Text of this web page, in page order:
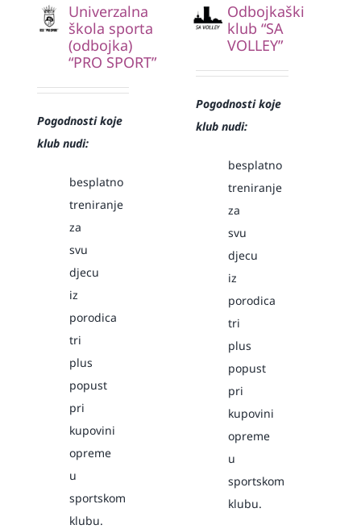
Univerzalna
škola sporta
(odbojka)
“PRO SPORT”
Pogodnosti koje
klub nudi:
besplatno
treniranje
za
svu
djecu
iz
porodica
tri
plus
popust
pri
kupovini
opreme
u
sportskom
klubu.
Odbojkaški
klub “SA
VOLLEY”
Pogodnosti koje
klub nudi:
besplatno
treniranje
za
svu
djecu
iz
porodica
tri
plus
popust
pri
kupovini
opreme
u
sportskom
klubu.